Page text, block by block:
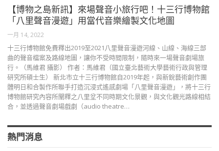
【博物之島新訊】來場聲音小旅行吧！十三行博物館
「八里聲音漫遊」用當代音樂繪製文化地圖
一月 14, 2022
十三行博物館免費釋出2019至2021八里聲音漫遊河線、山線、海線三部
曲的聲音檔案及路線地圖，讓你不受時間限制，隨時來一場聲音劇場旅
行。（馬維君 攝影） 作者：馬維君（國立臺北藝術大學藝術行政與管理
研究所碩士生） 新北市立十三行博物館自2019年起，與新銳藝術創作團
體明日和合製作所聯手打造沉浸式遙感劇場「八里聲音漫遊」，將十三行
博物館研究內容所闡釋之八里坌不同時期文化景觀，與文化觀光路線相結
合，並透過聲音劇場戲劇（audio theatre…
熱門消息